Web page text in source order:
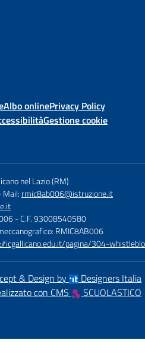
Albo onlinePrivacy Policy
Gestione cookie
nel Lazio (RM)
Mail: rmic8ab006@istruzione.it
- C.F. 93008540580
RMIC8AB006
icgallicano.edu.it/pagina/304-
& Design by
Designers Italia
con CMS
SCUOLASTICO